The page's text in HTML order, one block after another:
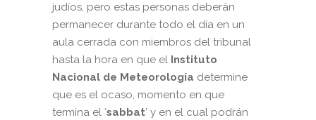
judíos, pero estas personas deberán
permanecer durante todo el día en un
aula cerrada con miembros del tribunal
hasta la hora en que el Instituto
Nacional de Meteorología determine
que es el ocaso, momento en que
termina el ‘sabbat’ y en el cual podrán